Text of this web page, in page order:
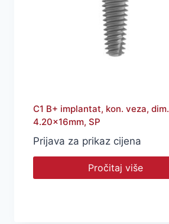
C1 B+ implantat, kon. veza, dim.
4.20x16mm, SP
Prijava za prikaz cijena
Pročitaj više